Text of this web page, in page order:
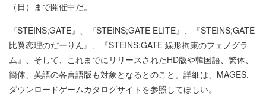
（日）まで開催中だ。
『STEINS;GATE』、『STEINS;GATE ELITE』、『STEINS;GATE
比翼恋理のだーりん』、『STEINS;GATE 線形拘束のフェノグラ
ム』、そして、これまでにリリースされたHD版や韓国語、繁体、
簡体、英語の各言語版も対象となるとのこと。詳細は、MAGES.
ダウンロードゲームカタログサイトを参照してほしい。